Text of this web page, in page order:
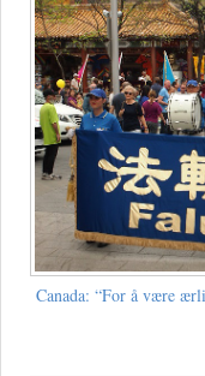
Canada: “For å være